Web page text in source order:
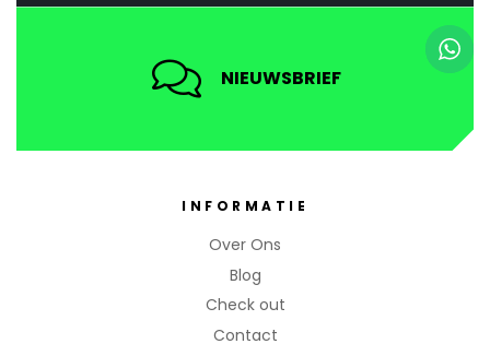
NIEUWSBRIEF
INFORMATIE
Over Ons
Blog
Check out
Contact